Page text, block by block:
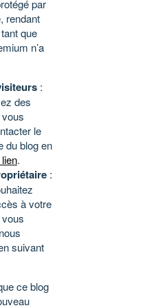
par
rendant
que
n’a
:
des
le
du blog en
.
:
à votre
suivant
ce blog